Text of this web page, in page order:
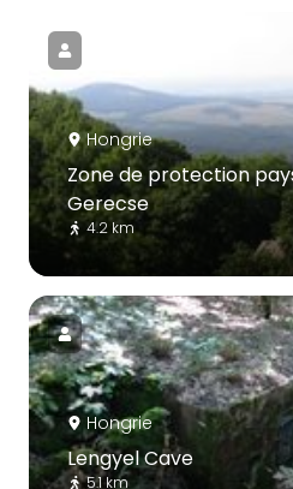
Hongrie
Zone de protection
Gerecse
4.2 km
Hongrie
Lengyel Cave
5.1 km